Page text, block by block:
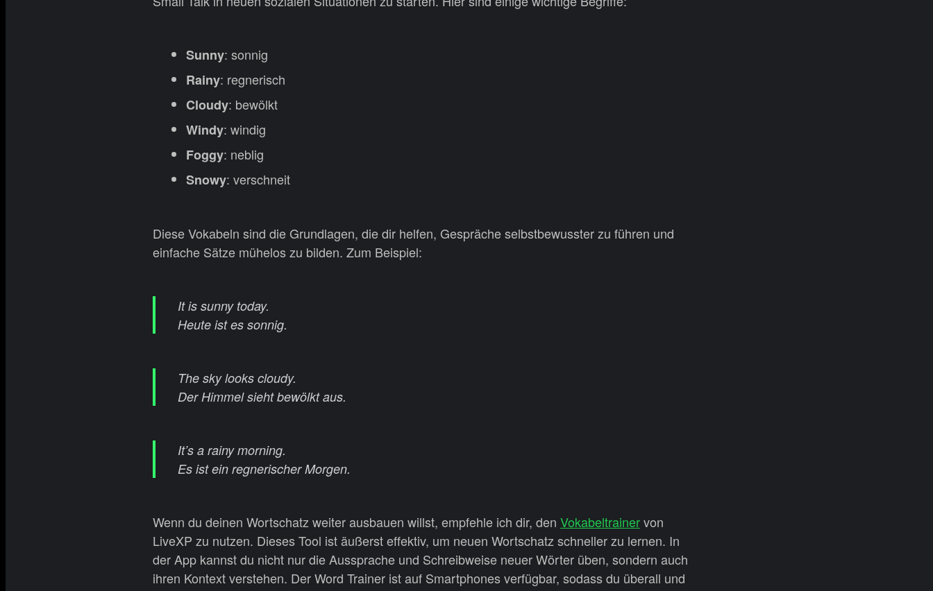
Sunny: sonnig
Rainy: regnerisch
Cloudy: bewölkt
Windy: windig
Foggy: neblig
Snowy: verschneit
Diese Vokabeln sind die Grundlagen, die dir helfen, Gespräche selbstbewusster zu führen und
einfache Sätze mühelos zu bilden. Zum Beispiel:
It is sunny today.
Heute ist es sonnig.
The sky looks cloudy.
Der Himmel sieht bewölkt aus.
It’s a rainy morning.
Es ist ein regnerischer Morgen.
Wenn du deinen Wortschatz weiter ausbauen willst, empfehle ich dir, den Vokabeltrainervon
LiveXP zu nutzen. Dieses Tool ist äußerst effektiv, um neuen Wortschatz schneller zu lernen. In
der App kannst du nicht nur die Aussprache und Schreibweise neuer Wörter üben, sondern auch
ihren Kontext verstehen. Der Word Trainer ist auf Smartphones verfügbar, sodass du überall und